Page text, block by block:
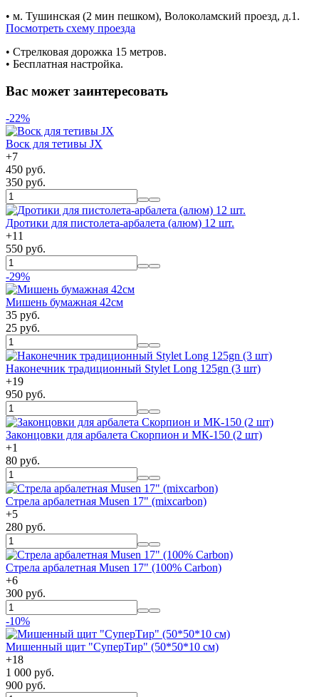
• м. Тушинская (2 мин пешком), Волоколамский проезд, д.1.
Посмотреть схему проезда
• Cтрелковая дорожка 15 метров.
• Бесплатная настройка.
Вас может заинтересовать
-22%
Воск для тетивы JX
+7
450 руб.
350 руб.
Дротики для пистолета-арбалета (алюм) 12 шт.
+11
550 руб.
-29%
Мишень бумажная 42см
35 руб.
25 руб.
Наконечник традиционный Stylet Long 125gn (3 шт)
+19
950 руб.
Законцовки для арбалета Скорпион и МК-150 (2 шт)
+1
80 руб.
Стрела арбалетная Musen 17" (mixcarbon)
+5
280 руб.
Стрела арбалетная Musen 17" (100% Carbon)
+6
300 руб.
-10%
Мишенный щит "СуперТир" (50*50*10 см)
+18
1 000 руб.
900 руб.